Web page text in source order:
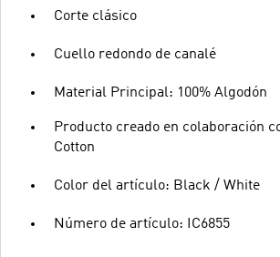
Corte clásico
Cuello redondo de canalé
Material Principal: 100% Algodón
Producto creado en colaboración
Cotton
Color del artículo: Black / White
Número de artículo: IC6855